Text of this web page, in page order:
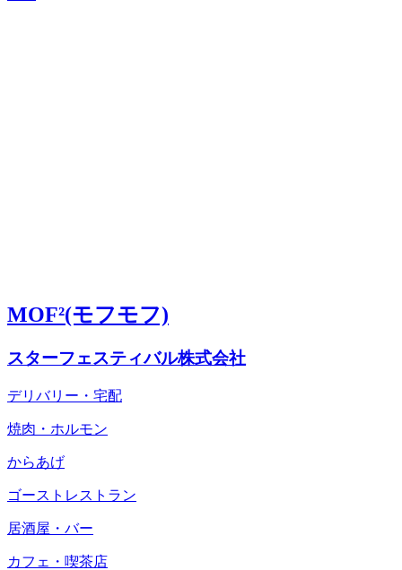
MOF²(モフモフ)
スターフェスティバル株式会社
デリバリー・宅配
焼肉・ホルモン
からあげ
ゴーストレストラン
居酒屋・バー
カフェ・喫茶店